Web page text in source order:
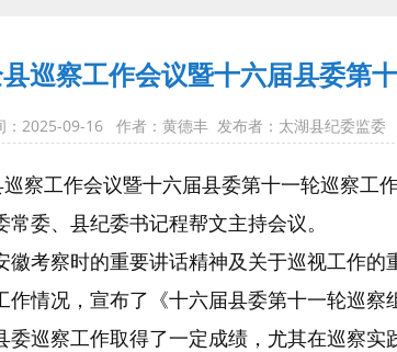
巡察工作会议暨十六届县委第
：2025-09-16 作者：黄德丰 发布者：太湖县纪委监委
察工作会议暨十六届县委第十一轮巡察工
委、县纪委书记程帮文主持会议。
考察时的重要讲话精神及关于巡视工作
情况，宣布了《十六届县委第十一轮巡察
委巡察工作取得了一定成绩，尤其在巡察